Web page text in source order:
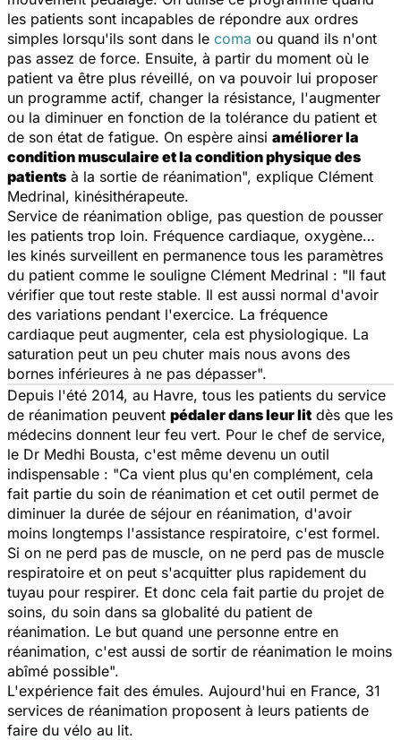
les patients sont incapables de répondre aux ordres
simples lorsqu'ils sont dans le coma ou quand ils n'ont
pas assez de force. Ensuite, à partir du moment où le
patient va être plus réveillé, on va pouvoir lui proposer
un programme actif, changer la résistance, l'augmenter
ou la diminuer en fonction de la tolérance du patient et
de son état de fatigue. On espère ainsi améliorer la
condition musculaire et la condition physique des
patients à la sortie de réanimation", explique Clément
Medrinal, kinésithérapeute.
Service de réanimation oblige, pas question de pousser
les patients trop loin. Fréquence cardiaque, oxygène…
les kinés surveillent en permanence tous les paramètres
du patient comme le souligne Clément Medrinal : "Il faut
vérifier que tout reste stable. Il est aussi normal d'avoir
des variations pendant l'exercice. La fréquence
cardiaque peut augmenter, cela est physiologique. La
saturation peut un peu chuter mais nous avons des
bornes inférieures à ne pas dépasser".
Depuis l'été 2014, au Havre, tous les patients du service
de réanimation peuvent pédaler dans leur lit dès que les
médecins donnent leur feu vert. Pour le chef de service,
le Dr Medhi Bousta, c'est même devenu un outil
indispensable : "Ca vient plus qu'en complément, cela
fait partie du soin de réanimation et cet outil permet de
diminuer la durée de séjour en réanimation, d'avoir
moins longtemps l'assistance respiratoire, c'est formel.
Si on ne perd pas de muscle, on ne perd pas de muscle
respiratoire et on peut s'acquitter plus rapidement du
tuyau pour respirer. Et donc cela fait partie du projet de
soins, du soin dans sa globalité du patient de
réanimation. Le but quand une personne entre en
réanimation, c'est aussi de sortir de réanimation le moins
abîmé possible".
L'expérience fait des émules. Aujourd'hui en France, 31
services de réanimation proposent à leurs patients de
faire du vélo au lit.